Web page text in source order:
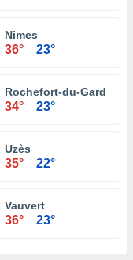
Nimes
36° 23°
Rochefort-du-Gard
34° 23°
Uzès
35° 22°
Vauvert
36° 23°